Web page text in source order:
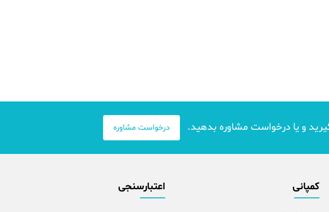
و یا درخواست مشاوره بدهید. درخواست مشاوره
کمپانی اعتبارسنجی